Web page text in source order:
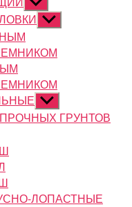
подменю
Показывать
подменю
Показывать
подменюГРУНТОВ
ЛОПАСТНЫЕ